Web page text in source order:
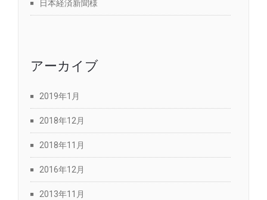
日本経済新聞様
アーカイブ
2019年1月
2018年12月
2018年11月
2016年12月
2013年11月